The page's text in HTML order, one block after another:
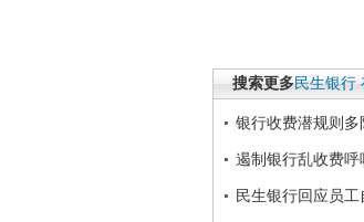
搜索更多民生银行
银行收费潜规则
遏制银行乱收费呼
民生银行回应员